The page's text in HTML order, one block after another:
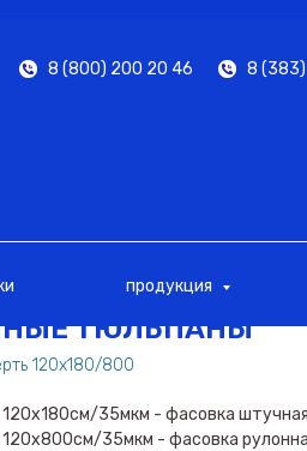
8 (800) 200 20 46 8
продукция
ТЮЛЬПАНЫ
120х180/800
35мкм - фасовка
35мкм - фасовка